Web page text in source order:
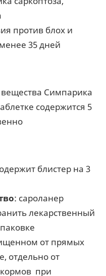
против блох и
35 дней
Симпарика
содержится 5
блистер на 3
: сароланер
лекарственный
от прямых
отдельно от
при